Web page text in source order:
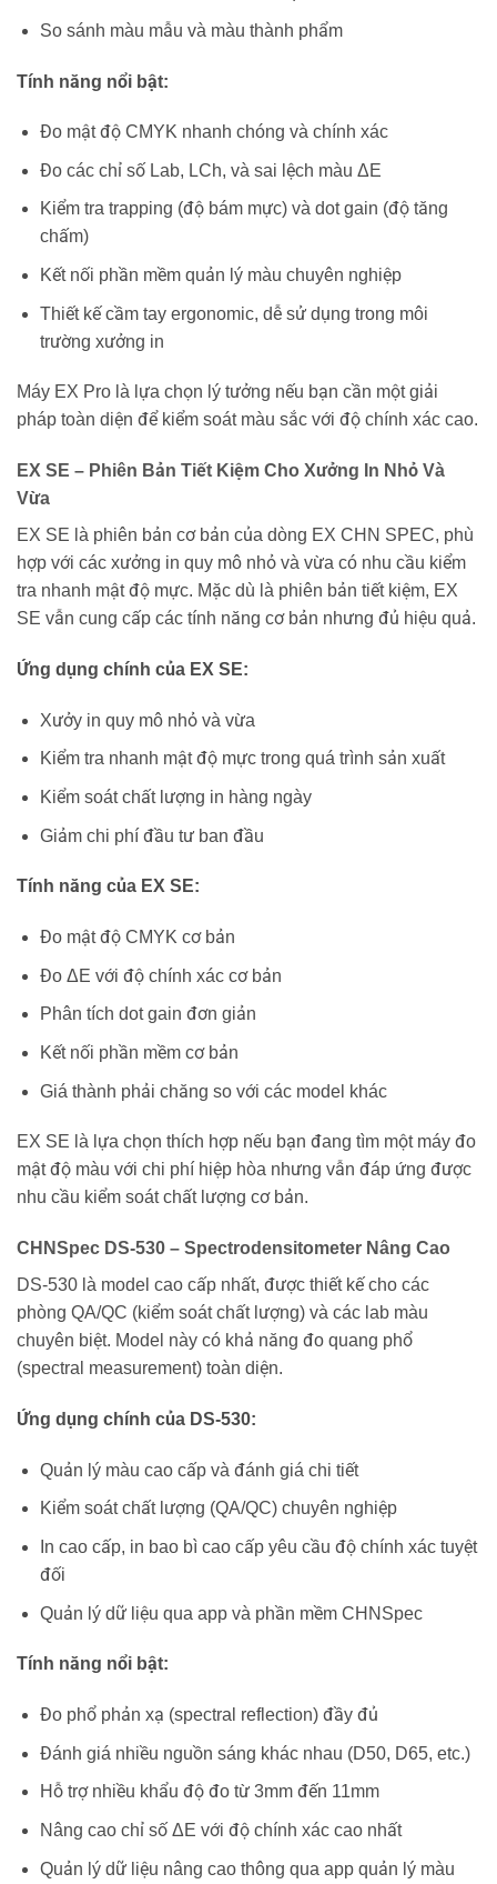
So sánh màu mẫu và màu thành phẩm
Tính năng nổi bật:
Đo mật độ CMYK nhanh chóng và chính xác
Đo các chỉ số Lab, LCh, và sai lệch màu ΔE
Kiểm tra trapping (độ bám mực) và dot gain (độ tăng
chấm)
Kết nối phần mềm quản lý màu chuyên nghiệp
Thiết kế cầm tay ergonomic, dễ sử dụng trong môi
trường xưởng in
Máy EX Pro là lựa chọn lý tưởng nếu bạn cần một giải
pháp toàn diện để kiểm soát màu sắc với độ chính xác cao.
EX SE – Phiên Bản Tiết Kiệm Cho Xưởng In Nhỏ Và
Vừa
EX SE là phiên bản cơ bản của dòng EX CHN SPEC, phù
hợp với các xưởng in quy mô nhỏ và vừa có nhu cầu kiểm
tra nhanh mật độ mực. Mặc dù là phiên bản tiết kiệm, EX
SE vẫn cung cấp các tính năng cơ bản nhưng đủ hiệu quả.
Ứng dụng chính của EX SE:
Xưởy in quy mô nhỏ và vừa
Kiểm tra nhanh mật độ mực trong quá trình sản xuất
Kiểm soát chất lượng in hàng ngày
Giảm chi phí đầu tư ban đầu
Tính năng của EX SE:
Đo mật độ CMYK cơ bản
Đo ΔE với độ chính xác cơ bản
Phân tích dot gain đơn giản
Kết nối phần mềm cơ bản
Giá thành phải chăng so với các model khác
EX SE là lựa chọn thích hợp nếu bạn đang tìm một máy đo
mật độ màu với chi phí hiệp hòa nhưng vẫn đáp ứng được
nhu cầu kiểm soát chất lượng cơ bản.
CHNSpec DS-530 – Spectrodensitometer Nâng Cao
DS-530 là model cao cấp nhất, được thiết kế cho các
phòng QA/QC (kiểm soát chất lượng) và các lab màu
chuyên biệt. Model này có khả năng đo quang phổ
(spectral measurement) toàn diện.
Ứng dụng chính của DS-530:
Quản lý màu cao cấp và đánh giá chi tiết
Kiểm soát chất lượng (QA/QC) chuyên nghiệp
In cao cấp, in bao bì cao cấp yêu cầu độ chính xác tuyệt
đối
Quản lý dữ liệu qua app và phần mềm CHNSpec
Tính năng nổi bật:
Đo phổ phản xạ (spectral reflection) đầy đủ
Đánh giá nhiều nguồn sáng khác nhau (D50, D65, etc.)
Hỗ trợ nhiều khẩu độ đo từ 3mm đến 11mm
Nâng cao chỉ số ΔE với độ chính xác cao nhất
Quản lý dữ liệu nâng cao thông qua app quản lý màu